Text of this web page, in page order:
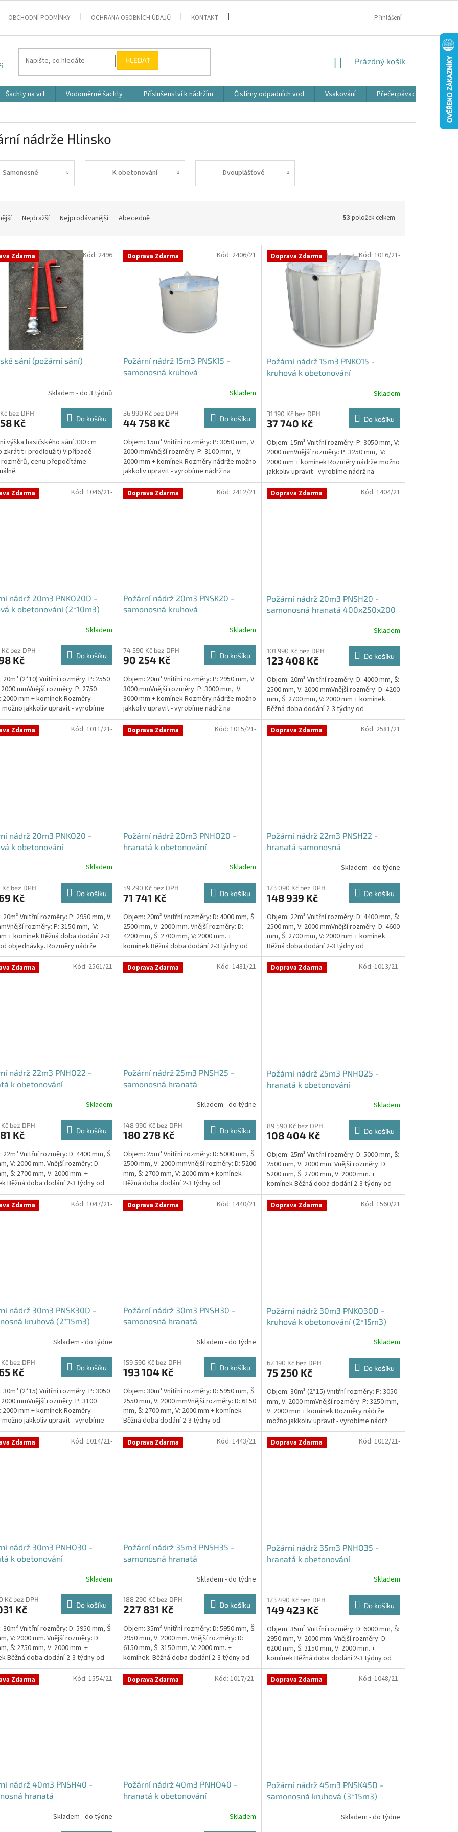
OBCHODNÍ PODMÍNKY OCHRANA OSOBNÍCH ÚDAJŮ KONTAKT Přihlášení
HLEDAT
NÁKUPNÍ
Prázdný košík
Šachty na vrt Vodoměrné šachty Příslušenství k nádržím Čistírny odpadních vod Vsakování Přečerpávací jímky
nádrže Hlinsko
Samonosné K obetonování Dvouplášťové
Nejdražší Nejprodávanější Abecedně 53 položek celkem
Zdarma
sání (požární sání)
Skladem - do 3 týdnů
bez DPH
Kč Do košíku
výška hasičského sání 330 cm
zkrátit i prodloužit) V případě
rozměrů, cenu přepočítáme
Kód: 2496 Doprava Zdarma
Požární nádrž 15m3 PNSK15 -
samonosná kruhová
Skladem
36 990 Kč bez DPH
44 758 Kč Do košíku
Objem: 15m³ Vnitřní rozměry: P: 3050 mm, V:
2000 mmVnější rozměry: P: 3100 mm, V:
2000 mm + komínek Rozměry nádrže možno
jakkoliv upravit - vyrobíme nádrž na
míru!Nádrž...
Kód: 2406/21 Doprava Zdarma
Požární nádrž 15m3 PNKO15 -
kruhová k obetonování
Skladem
31 190 Kč bez DPH
37 740 Kč Do košíku
Objem: 15m³ Vnitřní rozměry: P: 3050 mm, V:
2000 mmVnější rozměry: P: 3250 mm, V:
2000 mm + komínek Rozměry nádrže možno
jakkoliv upravit - vyrobíme nádrž na
míru!Nádrž...
Kód: 1016/21-
Zdarma
nádrž 20m3 PNKO20D -
k obetonování (2*10m3)
Skladem
bez DPH
Kč Do košíku
20m³ (2*10) Vnitřní rozměry: P: 2550
mmVnější rozměry: P: 2750
2000 mm + komínek Rozměry
možno jakkoliv upravit - vyrobíme
Kód: 1046/21- Doprava Zdarma
Požární nádrž 20m3 PNSK20 -
samonosná kruhová
Skladem
74 590 Kč bez DPH
90 254 Kč Do košíku
Objem: 20m³ Vnitřní rozměry: P: 2950 mm, V:
3000 mmVnější rozměry: P: 3000 mm, V:
3000 mm + komínek Rozměry nádrže možno
jakkoliv upravit - vyrobíme nádrž na
míru!Nádrž...
Kód: 2412/21 Doprava Zdarma
Požární nádrž 20m3 PNSH20 -
samonosná hranatá 400x250x200
Skladem
101 990 Kč bez DPH
123 408 Kč Do košíku
Objem: 20m³ Vnitřní rozměry: D: 4000 mm, Š:
2500 mm, V: 2000 mmVnější rozměry: D: 4200
mm, Š: 2700 mm, V: 2000 mm + komínek
Běžná doba dodání 2-3 týdny od
objednávky. Rozměry...
Kód: 1404/21
Zdarma
nádrž 20m3 PNKO20 -
k obetonování
Skladem
bez DPH
Kč Do košíku
20m³ Vnitřní rozměry: P: 2950 mm, V:
rozměry: P: 3150 mm, V:
+ komínek Běžná doba dodání 2-3
objednávky. Rozměry nádrže
Kód: 1011/21- Doprava Zdarma
Požární nádrž 20m3 PNHO20 -
hranatá k obetonování
produktu
je
z
5
hvězdiček.
Skladem
59 290 Kč bez DPH
71 741 Kč Do košíku
Objem: 20m³ Vnitřní rozměry: D: 4000 mm, Š:
2500 mm, V: 2000 mm. Vnější rozměry: D:
4200 mm, Š: 2700 mm, V: 2000 mm. +
komínek Běžná doba dodání 2-3 týdny od
objednávky....
Kód: 1015/21- Doprava Zdarma
Požární nádrž 22m3 PNSH22 -
hranatá samonosná
Skladem - do týdne
123 090 Kč bez DPH
148 939 Kč Do košíku
Objem: 22m³ Vnitřní rozměry: D: 4400 mm, Š:
2500 mm, V: 2000 mmVnější rozměry: D: 4600
mm, Š: 2700 mm, V: 2000 mm + komínek
Běžná doba dodání 2-3 týdny od
objednávky. Rozměry...
Kód: 2581/21
Zdarma
nádrž 22m3 PNHO22 -
k obetonování
Skladem
bez DPH
Kč Do košíku
Vnitřní rozměry: D: 4400 mm, Š:
V: 2000 mm. Vnější rozměry: D:
Š: 2700 mm, V: 2000 mm. +
Běžná doba dodání 2-3 týdny od
Kód: 2561/21 Doprava Zdarma
Požární nádrž 25m3 PNSH25 -
samonosná hranatá
Skladem - do týdne
148 990 Kč bez DPH
180 278 Kč Do košíku
Objem: 25m³ Vnitřní rozměry: D: 5000 mm, Š:
2500 mm, V: 2000 mmVnější rozměry: D: 5200
mm, Š: 2700 mm, V: 2000 mm + komínek
Běžná doba dodání 2-3 týdny od
objednávky. Rozměry...
Kód: 1431/21 Doprava Zdarma
Požární nádrž 25m3 PNHO25 -
hranatá k obetonování
produktu
je
z
5
hvězdiček.
Skladem
89 590 Kč bez DPH
108 404 Kč Do košíku
Objem: 25m³ Vnitřní rozměry: D: 5000 mm, Š:
2500 mm, V: 2000 mm. Vnější rozměry: D:
5200 mm, Š: 2700 mm, V: 2000 mm. +
komínek Běžná doba dodání 2-3 týdny od
objednávky....
Kód: 1013/21-
Zdarma
nádrž 30m3 PNSK30D -
kruhová (2*15m3)
Skladem - do týdne
bez DPH
Kč Do košíku
30m³ (2*15) Vnitřní rozměry: P: 3050
mmVnější rozměry: P: 3100
2000 mm + komínek Rozměry
možno jakkoliv upravit - vyrobíme
Kód: 1047/21- Doprava Zdarma
Požární nádrž 30m3 PNSH30 -
samonosná hranatá
Skladem - do týdne
159 590 Kč bez DPH
193 104 Kč Do košíku
Objem: 30m³ Vnitřní rozměry: D: 5950 mm, Š:
2550 mm, V: 2000 mmVnější rozměry: D: 6150
mm, Š: 2700 mm, V: 2000 mm + komínek
Běžná doba dodání 2-3 týdny od
objednávky. Rozměry...
Kód: 1440/21 Doprava Zdarma
Požární nádrž 30m3 PNKO30D -
kruhová k obetonování (2*15m3)
Skladem
62 190 Kč bez DPH
75 250 Kč Do košíku
Objem: 30m³ (2*15) Vnitřní rozměry: P: 3050
mm, V: 2000 mmVnější rozměry: P: 3250 mm,
V: 2000 mm + komínek Rozměry nádrže
možno jakkoliv upravit - vyrobíme nádrž
na...
Kód: 1560/21
Zdarma
nádrž 30m3 PNHO30 -
k obetonování
Skladem
Kč bez DPH
Kč Do košíku
Vnitřní rozměry: D: 5950 mm, Š:
V: 2000 mm. Vnější rozměry: D:
Š: 2750 mm, V: 2000 mm. +
Běžná doba dodání 2-3 týdny od
Kód: 1014/21- Doprava Zdarma
Požární nádrž 35m3 PNSH35 -
samonosná hranatá
Skladem - do týdne
188 290 Kč bez DPH
227 831 Kč Do košíku
Objem: 35m³ Vnitřní rozměry: D: 5950 mm, Š:
2950 mm, V: 2000 mm. Vnější rozměry: D:
6150 mm, Š: 3150 mm, V: 2000 mm. +
komínek. Běžná doba dodání 2-3 týdny od
objednávky....
Kód: 1443/21 Doprava Zdarma
Požární nádrž 35m3 PNHO35 -
hranatá k obetonování
produktu
je
z
5
hvězdiček.
Skladem
123 490 Kč bez DPH
149 423 Kč Do košíku
Objem: 35m³ Vnitřní rozměry: D: 6000 mm, Š:
2950 mm, V: 2000 mm. Vnější rozměry: D:
6200 mm, Š: 3150 mm, V: 2000 mm. +
komínek Běžná doba dodání 2-3 týdny od
objednávky....
Kód: 1012/21-
Zdarma
nádrž 40m3 PNSH40 -
hranatá
Skladem - do týdne
Kód: 1554/21 Doprava Zdarma
Požární nádrž 40m3 PNHO40 -
hranatá k obetonování
Skladem
Kód: 1017/21- Doprava Zdarma
Požární nádrž 45m3 PNSK45D -
samonosná kruhová (3*15m3)
Skladem - do týdne
Kód: 1048/21-